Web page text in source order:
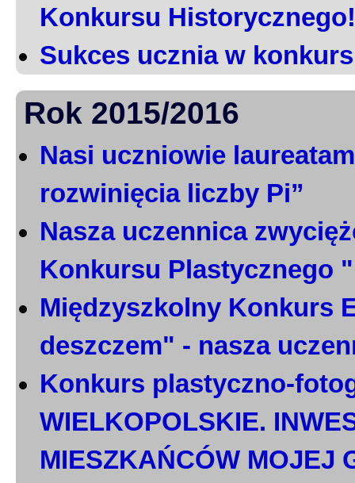
Konkursu Historycznego!
Sukces ucznia w
Rok 2015/2016
Nasi uczniowie
rozwinięcia liczby Pi”
Nasza uczennica
Konkursu Plastycznego
Międzyszkolny Konkurs
deszczem" - nasza
Konkurs plastyczno-
WIELKOPOLSKIE.
MIESZKAŃCÓW MOJEJ